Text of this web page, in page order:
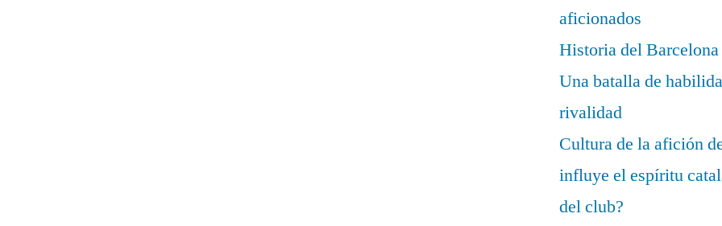
aficionados
Historia del
Una batalla de
rivalidad
Cultura de la afición
influye el espíritu
del club?